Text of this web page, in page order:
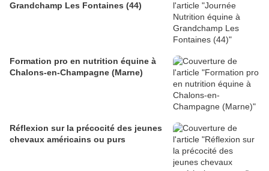
Grandchamp Les Fontaines (44)
Formation pro en nutrition équine à
Chalons-en-Champagne (Marne)
Réflexion sur la précocité des jeunes
chevaux américains ou purs